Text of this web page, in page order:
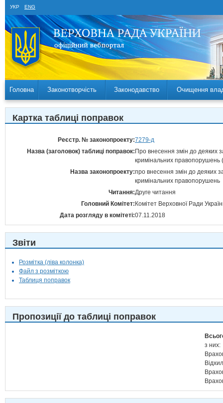
УКР ENG
Головна Законотворчість Законодавство Очищення
Картка таблиці поправок
Реєстр. № законопроекту:7279-д
Назва (заголовок) таблиці поправок: Про внесення змін до деяких
кримінальних правопорушень
Назва законопроекту:про внесення змін до деяких
кримінальних правопорушень
Читання:Друге читання
Головний Комітет: Комітет Верховної Ради
Дата розгляду в комітеті:07.11.2018
Звіти
Розмітка (ліва колонка)
Файл з розміткою
Таблиця поправок
Пропозиції до таблиці поправок
з них: